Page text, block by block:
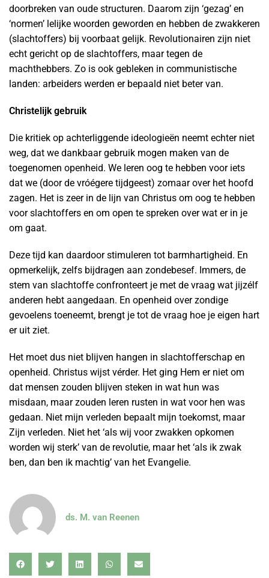
doorbreken van oude structuren. Daarom zijn ‘gezag’ en
‘normen’ lelijke woorden geworden en hebben de zwakkeren
(slachtoffers) bij voorbaat gelijk. Revolutionairen zijn niet
echt gericht op de slachtoffers, maar tegen de
machthebbers. Zo is ook gebleken in communistische
landen: arbeiders werden er bepaald niet beter van.
Christelijk gebruik
Die kritiek op achterliggende ideologieën neemt echter niet
weg, dat we dankbaar gebruik mogen maken van de
toegenomen openheid. We leren oog te hebben voor iets
dat we (door de vróégere tijdgeest) zomaar over het hoofd
zagen. Het is zeer in de lijn van Christus om oog te hebben
voor slachtoffers en om open te spreken over wat er in je
om gaat.
Deze tijd kan daardoor stimuleren tot barmhartigheid. En
opmerkelijk, zelfs bijdragen aan zondebesef. Immers, de
stem van slachtoffe confronteert je met de vraag wat jijzélf
anderen hebt aangedaan. En openheid over zondige
gevoelens toeneemt, brengt je tot de vraag hoe je eigen hart
er uit ziet.
Het moet dus niet blijven hangen in slachtofferschap en
openheid. Christus wijst vérder. Het ging Hem er niet om
dat mensen zouden blijven steken in wat hun was
misdaan, maar zouden leren rusten in wat voor hen was
gedaan. Niet mijn verleden bepaalt mijn toekomst, maar
Zijn verleden. Niet het ‘als wij voor zwakken opkomen
worden wij sterk’ van de revolutie, maar het ‘als ik zwak
ben, dan ben ik machtig’ van het Evangelie.
ds. M. van Reenen